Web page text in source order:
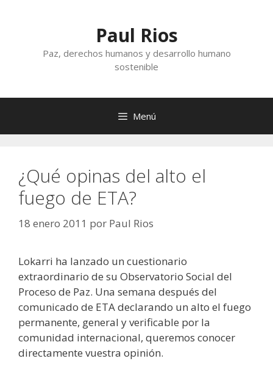
Paul Rios
Paz, derechos humanos y desarrollo humano
sostenible
Menú
¿Qué opinas del alto el
fuego de ETA?
18 enero 2011 por Paul Rios
Lokarri ha lanzado un cuestionario
extraordinario de su Observatorio Social del
Proceso de Paz. Una semana después del
comunicado de ETA declarando un alto el fuego
permanente, general y verificable por la
comunidad internacional, queremos conocer
directamente vuestra opinión.